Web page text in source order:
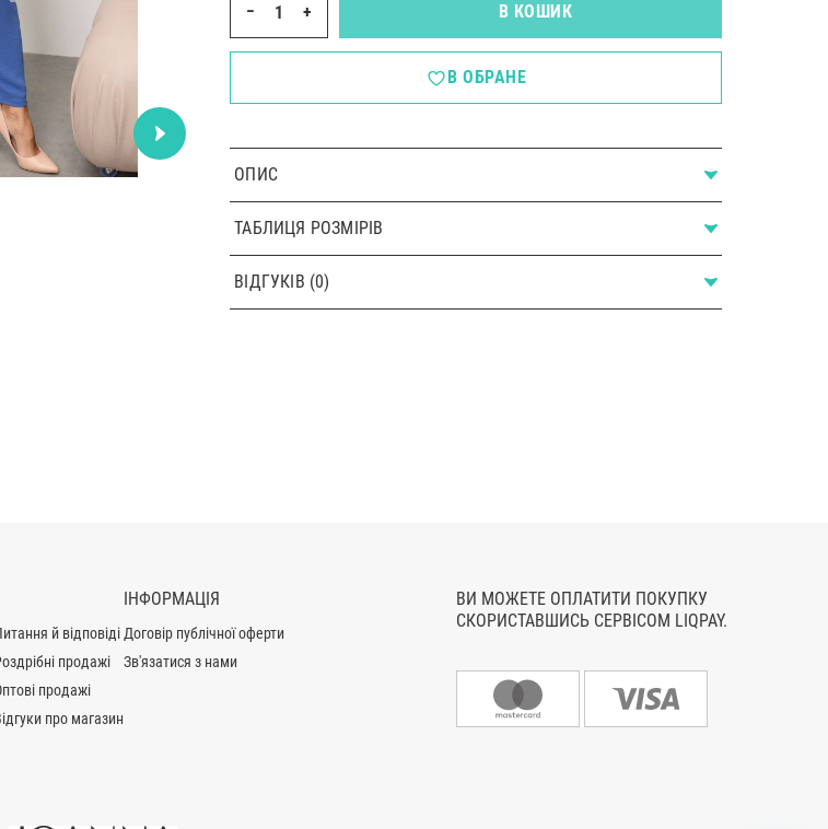
− + В КОШИК
В ОБРАНЕ
ОПИС
ТАБЛИЦЯ РОЗМІРІВ
ВІДГУКІВ (0)
й відповіді
продажі
продажі
про магазин
ІНФОРМАЦІЯ
Договір публічної оферти
Зв'язатися з нами
ВИ МОЖЕТЕ ОПЛАТИТИ ПОКУПКУ
СКОРИСТАВШИСЬ СЕРВІСОМ LIQPAY.